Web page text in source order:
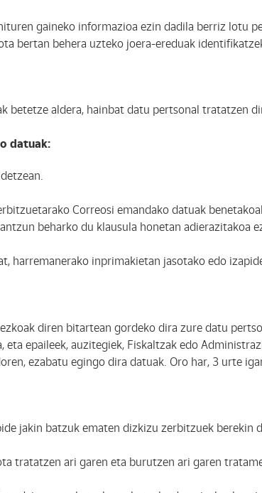
gaineko informazioa ezin dadila berriz lotu
bertan behera uzteko joera-ereduak
betetze aldera, hainbat datu pertsonal tratatzen
datuak:
Correosi emandako datuak
beharko du klausula honetan adierazitakoa
harremanerako inprimakietan jasotako edo
diren bitartean gordeko dira zure datu
epaileek, auzitegiek, Fiskaltzak edo
ezabatu egingo dira datuak. Oro har, 3 urte
jakin batzuk ematen dizkizu zerbitzuek
tratatzen ari garen eta burutzen ari garen